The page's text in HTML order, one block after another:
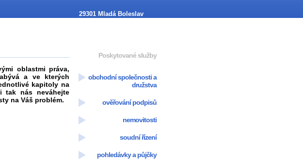
29301 Mladá Boleslav
Poskytované služby
obchodní společnosti a
družstva
ověřování podpisů
nemovitosti
soudní řízení
pohledávky a půjčky
oblastmi práva,
a ve kterých
kapitoly na
tak nás neváhejte
na Váš problém.